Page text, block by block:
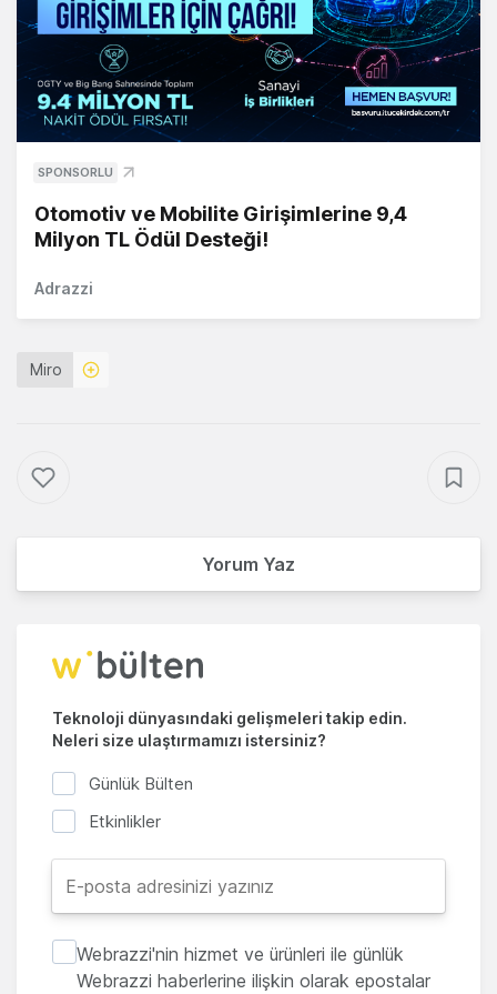
SPONSORLU
Otomotiv ve Mobilite Girişimlerine 9,4
Milyon TL Ödül Desteği!
Adrazzi
Miro
Yorum Yaz
Teknoloji dünyasındaki gelişmeleri takip edin.
Neleri size ulaştırmamızı istersiniz?
Günlük Bülten
Etkinlikler
Webrazzi'nin hizmet ve ürünleri ile günlük
Webrazzi haberlerine ilişkin olarak epostalar